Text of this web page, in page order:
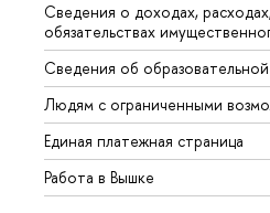
Сведения о доходах,
обязательствах
Сведения об образовательной
Людям с ограниченными
Единая платежная страница
Работа в Вышке